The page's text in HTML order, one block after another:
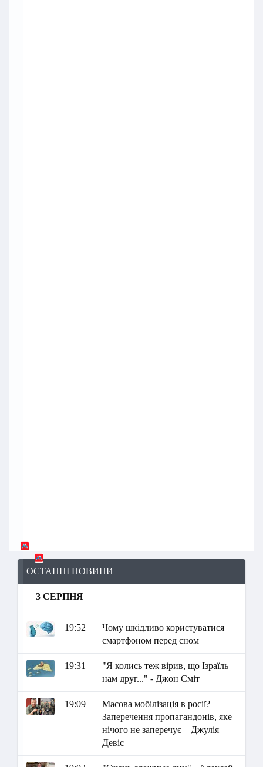
ОСТАННІ НОВИНИ
3 СЕРПНЯ
19:52
Чому шкідливо користуватися
смартфоном перед сном
19:31
"Я колись теж вірив, що Ізраїль
нам друг..." - Джон Сміт
19:09
Масова мобілізація в росії?
Заперечення пропагандонів, яке
нічого не заперечує – Джулія
Девіс